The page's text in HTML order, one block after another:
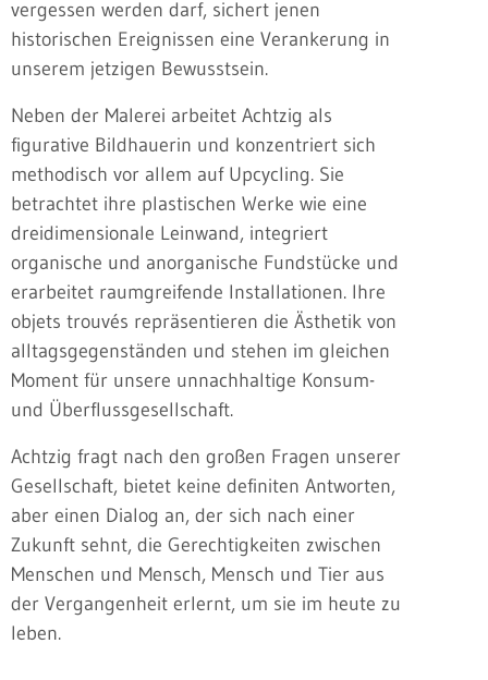
vergessen werden darf, sichert jenen
historischen Ereignissen eine Verankerung in
unserem jetzigen Bewusstsein.
Neben der Malerei arbeitet Achtzig als
figurative Bildhauerin und konzentriert sich
methodisch vor allem auf Upcycling. Sie
betrachtet ihre plastischen Werke wie eine
dreidimensionale Leinwand, integriert
organische und anorganische Fundstücke und
erarbeitet raumgreifende Installationen. Ihre
objets trouvés repräsentieren die Ästhetik von
alltagsgegenständen und stehen im gleichen
Moment für unsere unnachhaltige Konsum-
und Überflussgesellschaft.
Achtzig fragt nach den großen Fragen unserer
Gesellschaft, bietet keine definiten Antworten,
aber einen Dialog an, der sich nach einer
Zukunft sehnt, die Gerechtigkeiten zwischen
Menschen und Mensch, Mensch und Tier aus
der Vergangenheit erlernt, um sie im heute zu
leben.